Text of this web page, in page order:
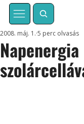
2008. máj. 1. 5 perc olvasás